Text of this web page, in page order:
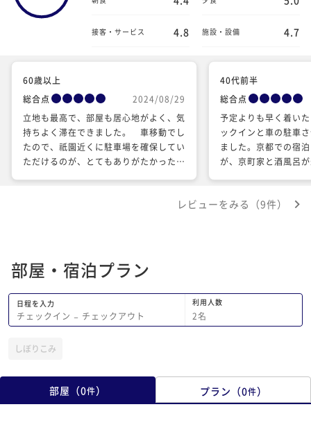
接客・サービス 4.8 施設・設備 4.7
60歳以上
総合点
2024/08/29
立地も最高で、部屋も居心地がよく、気
持ちよく滞在できました。 車移動でし
たので、祇園近くに駐車場を確保してい
ただけるのが、とてもありがたかったで
40代前半
総合点
予定よりも早く着い
ックインと車の駐車
ました。京都での宿
が、京町家と酒風呂
思います。有難うご
レビューをみる（9件）
部屋・宿泊プラン
日程を入力
チェックイン − チェックアウト
利用人数
2名
しぼりこみ
部屋 （0件） プラン （0件）